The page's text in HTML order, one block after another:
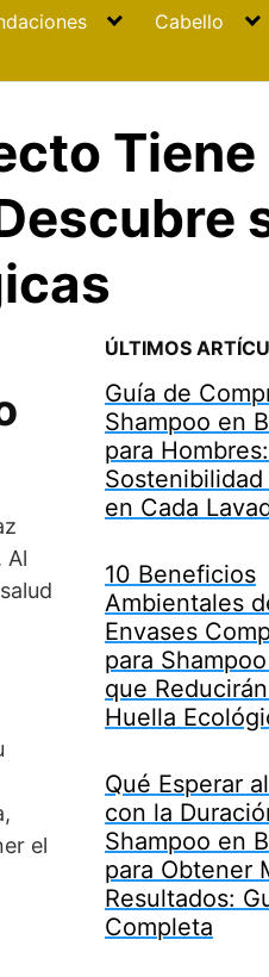
Cabello
Tiene
Al
el
ÚLTIMOS
Guía de
Shampoo en
para Hombres:
Sostenibilidad
en Cada
10 Beneficios
Ambientales
Envases
para
que
Huella
Qué Esperar
con la
Shampoo en
para Obtener
Resultados:
Completa